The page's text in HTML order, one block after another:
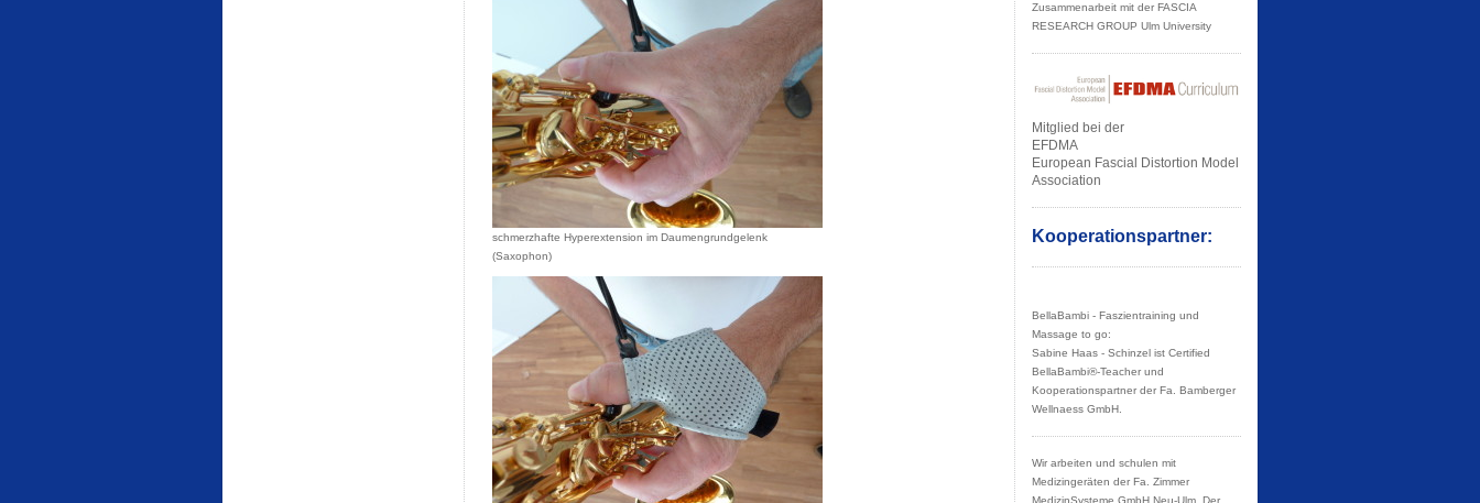
schmerzhafte Hyperextension im Daumengrundgelenk
(Saxophon)
Zusammenarbeit mit der FASCIA
RESEARCH GROUP Ulm University
Mitglied bei der
EFDMA
European Fascial Distortion Model
Association
Kooperationspartner:
BellaBambi - Faszientraining und
Massage to go:
Sabine Haas - Schinzel ist Certified
BellaBambi®-Teacher und
Kooperationspartner der Fa. Bamberger
Wellnaess GmbH.
Wir arbeiten und schulen mit
Medizingeräten der Fa. Zimmer
MedizinSysteme GmbH Neu-Ulm. Der